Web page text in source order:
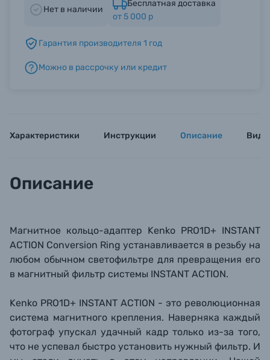
Уценённые товары
Нет в наличии
Бесплатная доставка
от 5 000 р
Гарантия производителя 1 год
Можно в рассрочку или кредит
Характеристики Инструкции Описание
Описание
Магнитное кольцо-адаптер Kenko PRO1D+ INSTANT
ACTION Conversion Ring устанавливается в резьбу на
любом обычном светофильтре для превращения его
в магнитный фильтр системы INSTANT ACTION.
Kenko PRO1D+ INSTANT ACTION - это революционная
система магнитного крепления. Наверняка каждый
фотограф упускал удачный кадр только из-за того,
что не успевал быстро установить нужный фильтр. И